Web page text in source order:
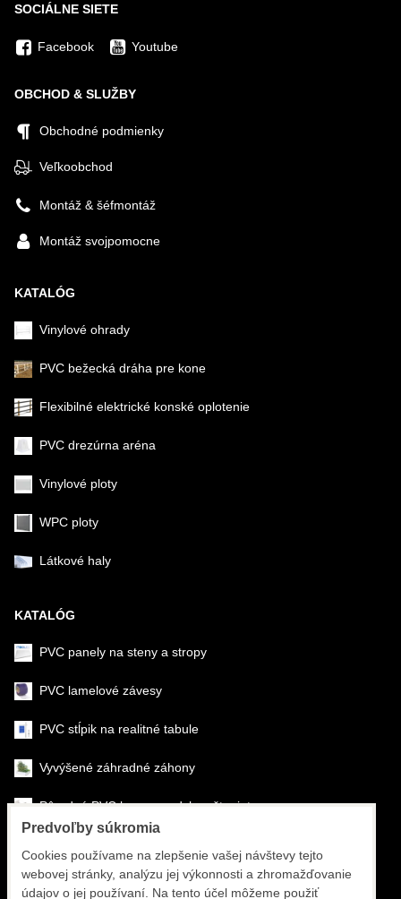
SOCIÁLNE SIETE
Facebook Youtube
OBCHOD & SLUŽBY
Obchodné podmienky
Veľkoobchod
Montáž & šéfmontáž
Montáž svojpomocne
KATALÓG
Vinylové ohrady
PVC bežecká dráha pre kone
Flexibilné elektrické konské oplotenie
PVC drezúrna aréna
Vinylové ploty
WPC ploty
Látkové haly
KATALÓG
PVC panely na steny a stropy
PVC lamelové závesy
PVC stĺpik na realitné tabule
Vyvýšené záhradné záhony
Pôrodné PVC boxy na odchov šteniat
Športové systémy
Predvoľby súkromia
Cookies používame na zlepšenie vašej návštevy tejto
webovej stránky, analýzu jej výkonnosti a zhromažďovanie
údajov o jej používaní. Na tento účel môžeme použiť